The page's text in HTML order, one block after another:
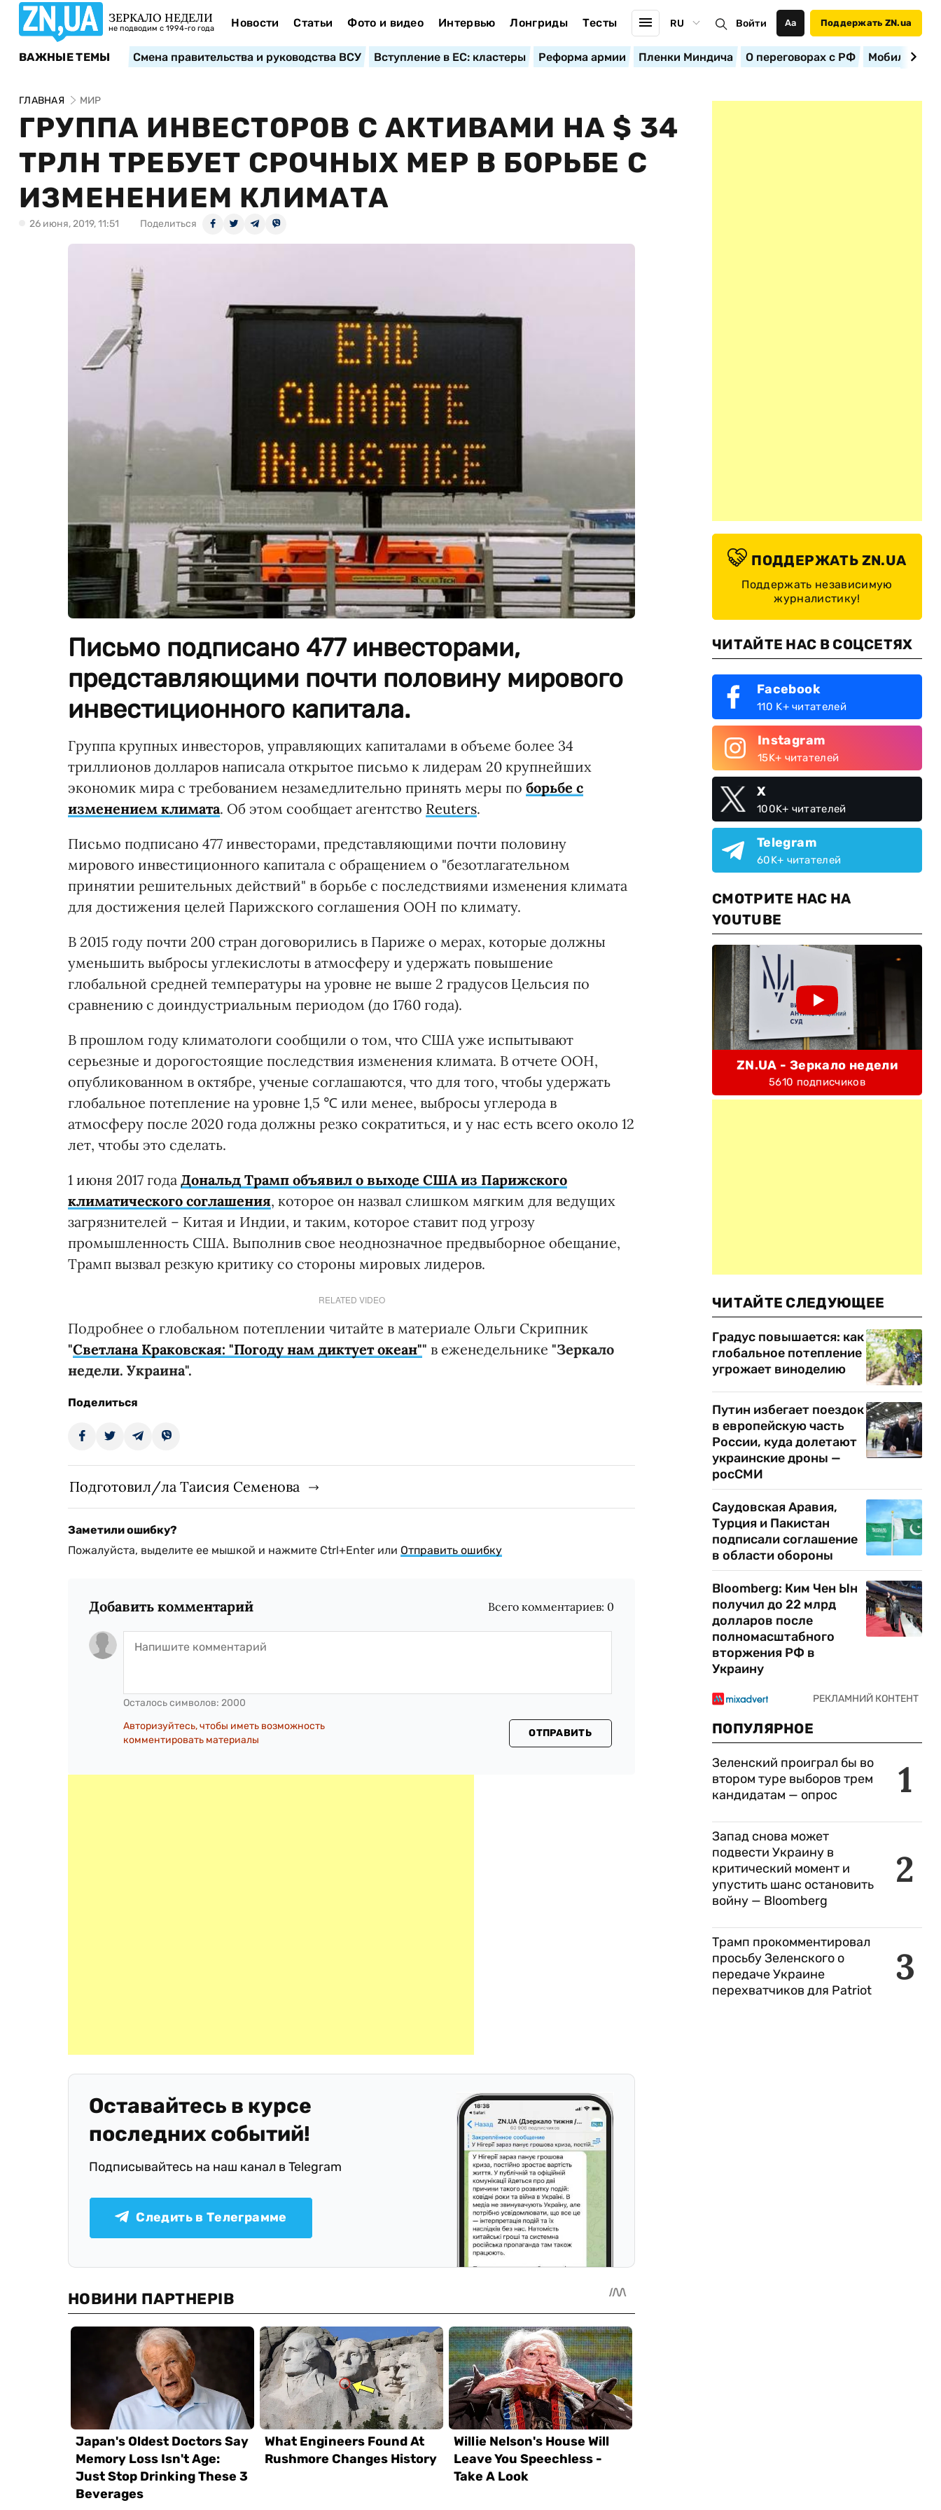
ЗЕРКАЛО НЕДЕЛИ
не подводим с 1994-го года Новости Статьи Фото и видео Интервью Лонгриды Тесты RU Войти Аа Поддержать ZN.ua
ВАЖНЫЕ ТЕМЫ Смена правительства и руководства ВСУ Вступление в ЕС: кластеры Реформа армии Пленки Миндича О переговорах с РФ
ГЛАВНАЯ МИР
ГРУППА ИНВЕСТОРОВ С АКТИВАМИ НА $ 34
ТРЛН ТРЕБУЕТ СРОЧНЫХ МЕР В БОРЬБЕ С
ИЗМЕНЕНИЕМ КЛИМАТА
26 июня, 2019, 11:51 Поделиться
Письмо подписано 477 инвесторами,
представляющими почти половину мирового
инвестиционного капитала.
Группа крупных инвесторов, управляющих капиталами в объеме более 34
триллионов долларов написала открытое письмо к лидерам 20 крупнейших
экономик мира с требованием незамедлительно принять меры по борьбе с
изменением климата. Об этом сообщает агентство Reuters.
Письмо подписано 477 инвесторами, представляющими почти половину
мирового инвестиционного капитала с обращением о "безотлагательном
принятии решительных действий" в борьбе с последствиями изменения климата
для достижения целей Парижского соглашения ООН по климату.
В 2015 году почти 200 стран договорились в Париже о мерах, которые должны
уменьшить выбросы углекислоты в атмосферу и удержать повышение
глобальной средней температуры на уровне не выше 2 градусов Цельсия по
сравнению с доиндустриальным периодом (до 1760 года).
В прошлом году климатологи сообщили о том, что США уже испытывают
серьезные и дорогостоящие последствия изменения климата. В отчете ООН,
опубликованном в октябре, ученые соглашаются, что для того, чтобы удержать
глобальное потепление на уровне 1,5 ℃ или менее, выбросы углерода в
атмосферу после 2020 года должны резко сократиться, и у нас есть всего около 12
лет, чтобы это сделать.
1 июня 2017 года Дональд Трамп объявил о выходе США из Парижского
климатического соглашения, которое он назвал слишком мягким для ведущих
загрязнителей – Китая и Индии, и таким, которое ставит под угрозу
промышленность США. Выполнив свое неоднозначное предвыборное обещание,
Трамп вызвал резкую критику со стороны мировых лидеров.
RELATED VIDEO
Подробнее о глобальном потеплении читайте в материале Ольги Скрипник
"Светлана Краковская: "Погоду нам диктует океан"" в еженедельнике "Зеркало
недели. Украина".
Поделиться
Подготовил/ла Таисия Семенова
Заметили ошибку?
Пожалуйста, выделите ее мышкой и нажмите Ctrl+Enter или Отправить ошибку
Добавить комментарий Всего комментариев: 0
Осталось символов: 2000
Авторизуйтесь, чтобы иметь возможность
комментировать материалы
ОТПРАВИТЬ
Оставайтесь в курсе
последних событий!
Подписывайтесь на наш канал в Telegram
Следить в Телеграмме
ПОДДЕРЖАТЬ ZN.UA
Поддержать независимую
журналистику!
ЧИТАЙТЕ НАС В СОЦСЕТЯХ
Facebook
110 K+ читателей
Instagram
15K+ читателей
X
100K+ читателей
Telegram
60K+ читателей
СМОТРИТЕ НАС НА
YOUTUBE
ZN.UA - Зеркало недели
5610 подписчиков
ЧИТАЙТЕ СЛЕДУЮЩЕЕ
Градус повышается: как
глобальное потепление
угрожает виноделию
Путин избегает поездок
в европейскую часть
России, куда долетают
украинские дроны —
росСМИ
Саудовская Аравия,
Турция и Пакистан
подписали соглашение
в области обороны
Bloomberg: Ким Чен Ын
получил до 22 млрд
долларов после
полномасштабного
вторжения РФ в
Украину
ПОПУЛЯРНОЕ
1
Зеленский проиграл бы во
втором туре выборов трем
кандидатам — опрос
2
Запад снова может
подвести Украину в
критический момент и
упустить шанс остановить
войну — Bloomberg
3
Трамп прокомментировал
просьбу Зеленского о
передаче Украине
перехватчиков для Patriot